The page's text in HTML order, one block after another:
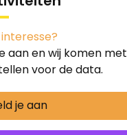
interesse?
aan en wij komen met
voor de data.
je aan